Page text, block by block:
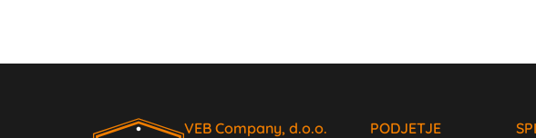
VEB Company, d.o.o. PODJETJE